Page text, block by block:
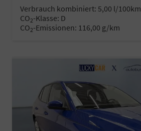
Verbrauch kombiniert: 5,00 l/100km
CO2-Klasse: D
CO2-Emissionen: 116,00 g/km